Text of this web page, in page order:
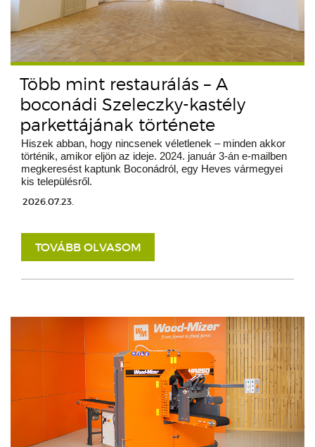
Több mint restaurálás – A
boconádi Szeleczky-kastély
parkettájának története
Hiszek abban, hogy nincsenek véletlenek – minden akkor
történik, amikor eljön az ideje. 2024. január 3-án e-mailben
megkeresést kaptunk Boconádról, egy Heves vármegyei
kis településről.
2026.07.23.
TOVÁBB OLVASOM